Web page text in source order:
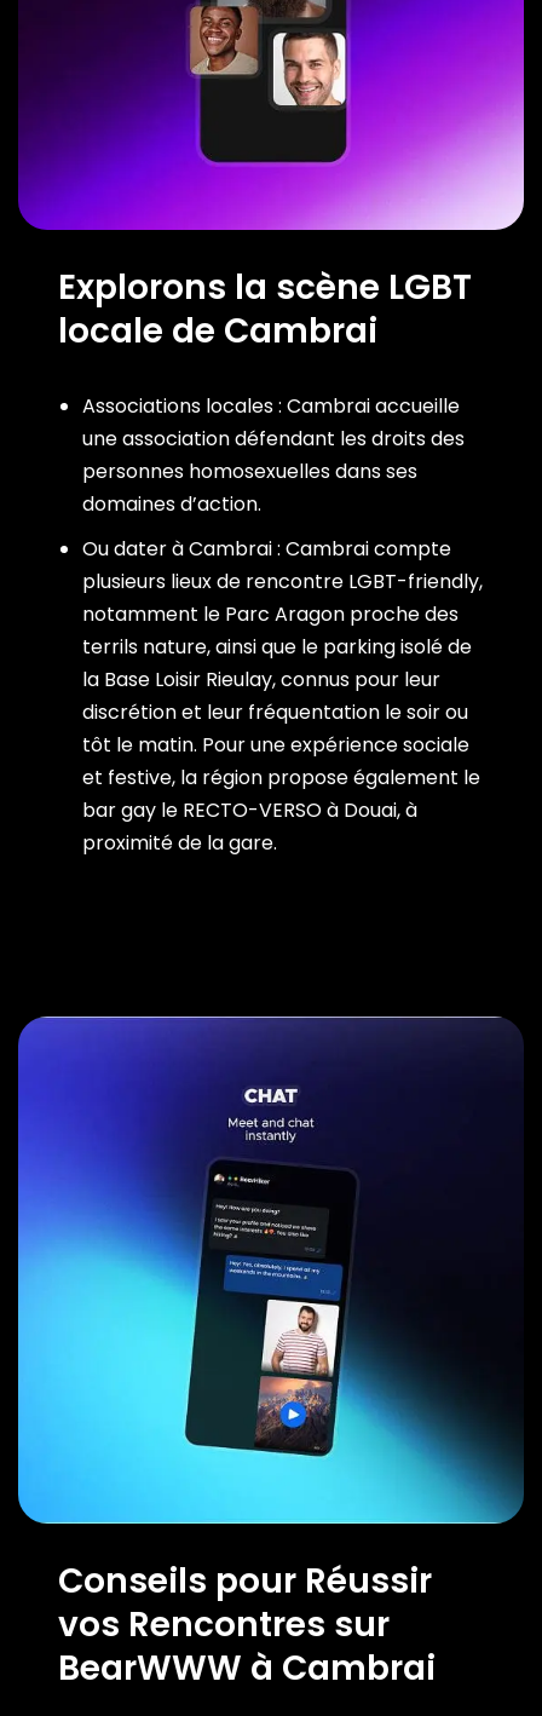
Explorons la scène LGBT
locale de Cambrai
Associations locales : Cambrai accueille
une association défendant les droits des
personnes homosexuelles dans ses
domaines d’action.
Ou dater à Cambrai : Cambrai compte
plusieurs lieux de rencontre LGBT-friendly,
notamment le Parc Aragon proche des
terrils nature, ainsi que le parking isolé de
la Base Loisir Rieulay, connus pour leur
discrétion et leur fréquentation le soir ou
tôt le matin. Pour une expérience sociale
et festive, la région propose également le
bar gay le RECTO-VERSO à Douai, à
proximité de la gare.
Conseils pour Réussir
vos Rencontres sur
BearWWW à Cambrai